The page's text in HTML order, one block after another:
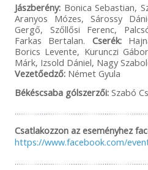
Jászberény:Bonica Sebastian,
Aranyos Mózes, Sárossy
Gergő, Szőllősi Ferenc,
Farkas Bertalan. Cserék:
Borics Levente, Kurunczi
Márk, Izsold Dániel, Nagy
Vezetőedző:Német Gyula
Békéscsaba gólszerzői:Szabó
Csatlakozzon az eseményhez
https://www.facebook.com/